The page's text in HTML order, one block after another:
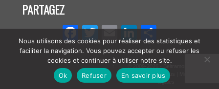
PARTAGEZ
Facebook
Twitter
EmailLinkedIn
Partager
Qui sommes-nous
légales
Nous utilisons des cookies pour réaliser des statistiques et
faciliter la navigation. Vous pouvez accepter ou refuser les
cookies et continuer à utiliser notre site.
Ok
Refuser En savoir plus